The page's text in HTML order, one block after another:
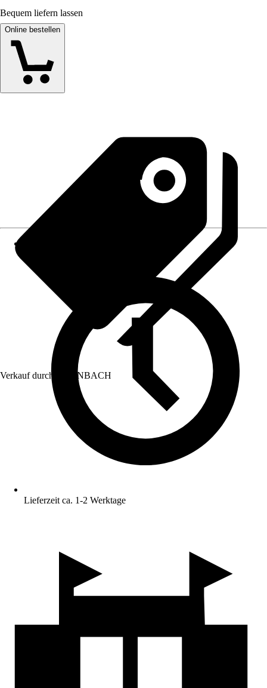
Bequem liefern lassen
Online bestellen
Verkauf durch: HORNBACH
Lieferzeit ca. 1-2 Werktage